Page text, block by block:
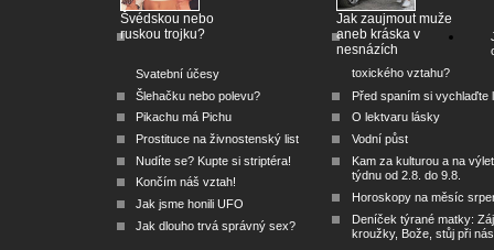
Švédskou nebo
ruskou trojku?
Svatební účesy
Šlehačku nebo polevu?
Pikachu má Pichu
Prostituce na živnostenský list
Nudíte se? Kupte si striptéra!
Končím náš vztah!
Jak jsme honili UFO
Jak dlouho trvá správný sex?
Jak zaujmout muže
aneb kráska v
nesnázích
toxického vztahu?
Před spaním si vychlaďte
O lektvaru lásky
Vodní půst
Kam za kulturou a na
týdnu od 2.8. do 9.8.
Horoskopy na měsíc
Deníček týrané matky:
kroužky, Bože, stůj při nás